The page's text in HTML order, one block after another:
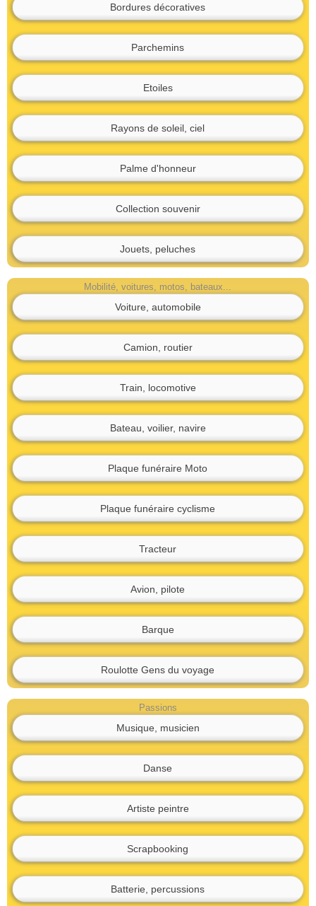
Bordures décoratives
Parchemins
Etoiles
Rayons de soleil, ciel
Palme d'honneur
Collection souvenir
Jouets, peluches
Mobilité, voitures, motos, bateaux...
Voiture, automobile
Camion, routier
Train, locomotive
Bateau, voilier, navire
Plaque funéraire Moto
Plaque funéraire cyclisme
Tracteur
Avion, pilote
Barque
Roulotte Gens du voyage
Passions
Musique, musicien
Danse
Artiste peintre
Scrapbooking
Batterie, percussions